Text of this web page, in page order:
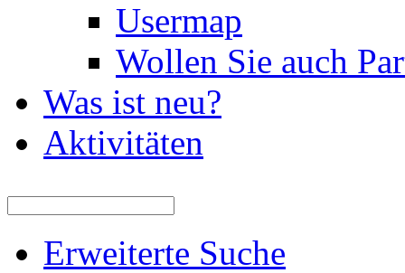
Usermap
Wollen Sie auch
Was ist neu?
Aktivitäten
Erweiterte Suche